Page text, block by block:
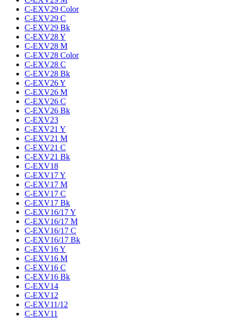
C-EXV29 Color
C-EXV29 C
C-EXV29 Bk
C-EXV28 Y
C-EXV28 M
C-EXV28 Color
C-EXV28 C
C-EXV28 Bk
C-EXV26 Y
C-EXV26 M
C-EXV26 C
C-EXV26 Bk
C-EXV23
C-EXV21 Y
C-EXV21 M
C-EXV21 C
C-EXV21 Bk
C-EXV18
C-EXV17 Y
C-EXV17 M
C-EXV17 C
C-EXV17 Bk
C-EXV16/17 Y
C-EXV16/17 M
C-EXV16/17 C
C-EXV16/17 Bk
C-EXV16 Y
C-EXV16 M
C-EXV16 C
C-EXV16 Bk
C-EXV14
C-EXV12
C-EXV11/12
C-EXV11